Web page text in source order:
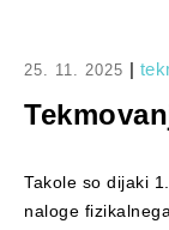
25. 11. 2025 |
Takole so dijaki
naloge